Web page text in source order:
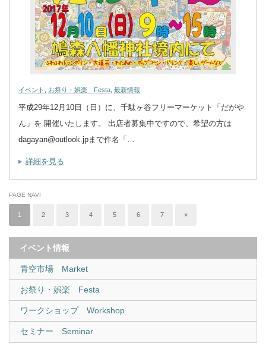
イベント お祭り・娯楽 Festa 最新情報
平成29年12月10日（日）に、千駄ヶ谷フリーマーケット「だがや
ん」を 開催いたします。 出店者募集中ですので、希望の方は
dagayan@outlook.jpまで件名「…
詳細を見る
PAGE NAVI
1 2 3 4 5 6 7 »
イベント情報
青空市場 Market
お祭り・娯楽 Festa
ワークショップ Workshop
セミナー Seminar